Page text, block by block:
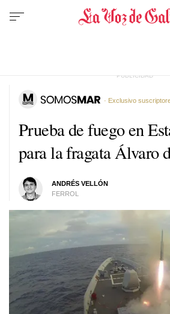
Prueba de fuego en
para la fragata Álvaro
ANDRÉS VELLÓN
FERROL
· Exclusivo